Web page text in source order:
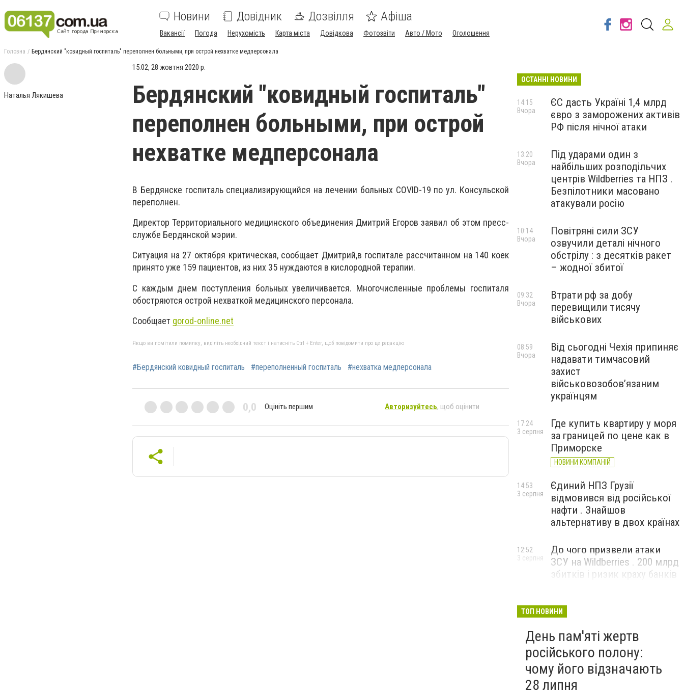
Новини Довідник Дозвілля Афіша
Вакансії Погода Нерухомість Карта міста Довідкова Фотозвіти Авто / Мото Оголошення
Головна Бердянский "ковидный госпиталь" переполнен больными, при острой нехватке медперсонала
Наталья Лякишева
15:02, 28 жовтня 2020 р.
Бердянский "ковидный госпиталь"
переполнен больными, при острой
нехватке медперсонала
В Бердянске госпиталь специализирующийся на лечении больных COVID-19 по ул. Консульской
переполнен.
Директор Территориального медицинского объединения Дмитрий Егоров заявил об этом пресс-
службе Бердянской мэрии.
Ситуация на 27 октября критическая, сообщает Дмитрий,в госпитале рассчитанном на 140 коек
принято уже 159 пациентов, из них 35 нуждаются в кислородной терапии.
С каждым днем поступления больных увеличивается. Многочисленные проблемы госпиталя
обостряются острой нехваткой медицинского персонала.
Сообщает gorod-online.net
Якщо ви помітили помилку, виділіть необхідний текст і натисніть Ctrl + Enter, щоб повідомити про це редакцію
#Бердянский ковидный госпиталь #переполненный госпиталь #нехватка медперсонала
0,0 Оцініть першим Авторизуйтесь, щоб оцінити
ОСТАННІ НОВИНИ
ЄС дасть Україні 1,4 млрд
євро з заморожених активів
РФ після нічної атаки
14:15
Вчора
Під ударами один з
найбільших розподільчих
центрів Wildberries та НПЗ .
Безпілотники масовано
атакували росію
13:20
Вчора
Повітряні сили ЗСУ
озвучили деталі нічного
обстрілу : з десятків ракет
– жодної збитої
10:14
Вчора
Втрати рф за добу
перевищили тисячу
військових
09:32
Вчора
Від сьогодні Чехія припиняє
надавати тимчасовий
захист
військовозобов’язаним
українцям
08:59
Вчора
Где купить квартиру у моря
за границей по цене как в
Приморске
НОВИНИ КОМПАНІЙ
17:24
3 серпня
Єдиний НПЗ Грузії
відмовився від російської
нафти . Знайшов
альтернативу в двох країнах
14:53
3 серпня
До чого призвели атаки
ЗСУ на Wildberries . 200 млрд
збитків і ризик краху банків
12:52
3 серпня
ТОП НОВИНИ
День пам'яті жертв
російського полону:
чому його відзначають
28 липня